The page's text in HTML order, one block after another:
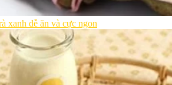
xanh dễ ăn và cực ngon